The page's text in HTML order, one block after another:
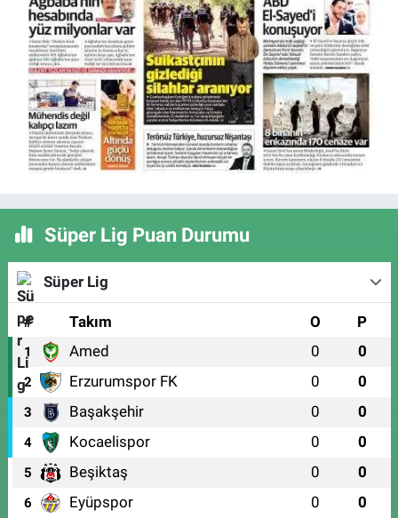
Süper Lig Puan Durumu
Süper Lig
# Takım O P
1 Amed 0 0
2 Erzurumspor FK 0 0
3 Başakşehir 0 0
4 Kocaelispor 0 0
5 Beşiktaş 0 0
6 Eyüpspor 0 0